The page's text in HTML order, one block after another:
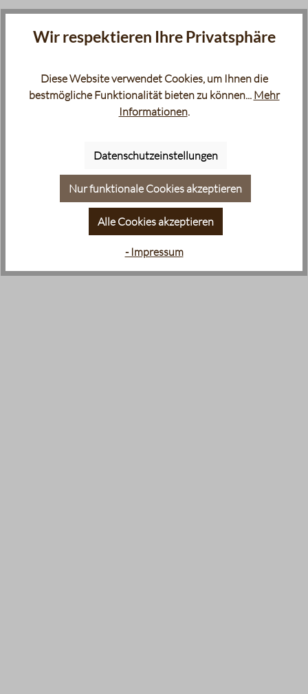
Wir respektieren Ihre Privatsphäre
Diese Website verwendet Cookies, um Ihnen die
bestmögliche Funktionalität bieten zu können... Mehr
Informationen.
Datenschutzeinstellungen
Nur funktionale Cookies akzeptieren
Alle Cookies akzeptieren
- Impressum